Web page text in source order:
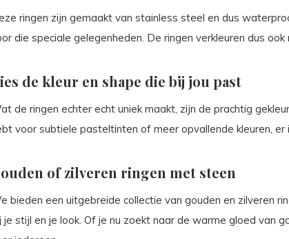
ringen zijn gemaakt van stainless steel en dus
die speciale gelegenheden. De ringen verkleuren dus
de kleur en shape die bij jou past
de ringen echter echt uniek maakt, zijn de prachtig
voor subtiele pasteltinten of meer opvallende kleuren,
of zilveren ringen met steen
bieden een uitgebreide collectie van gouden en zilveren
je stijl en je look. Of je nu zoekt naar de warme gloed van